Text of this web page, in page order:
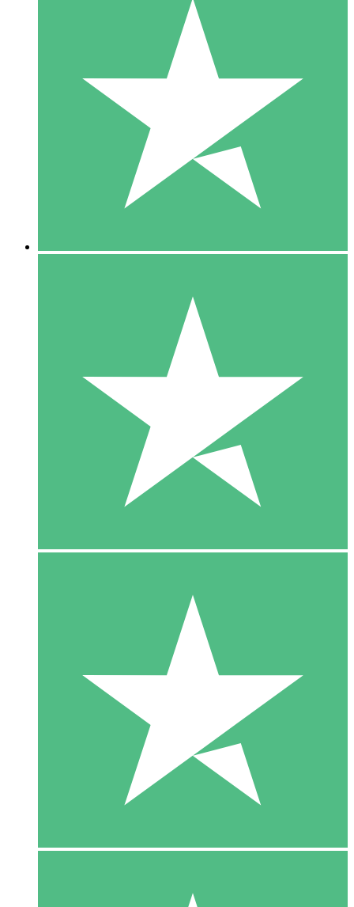
Pacotes de Créditos Individuais
Pague conforme o uso com créditos de download. Sem
1000
10 Downloads
20 00